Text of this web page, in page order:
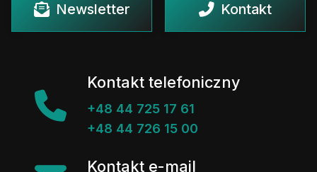
Newsletter Kontakt
Kontakt telefoniczny
+48 44 725 17 61
+48 44 726 15 00
Kontakt e-mail